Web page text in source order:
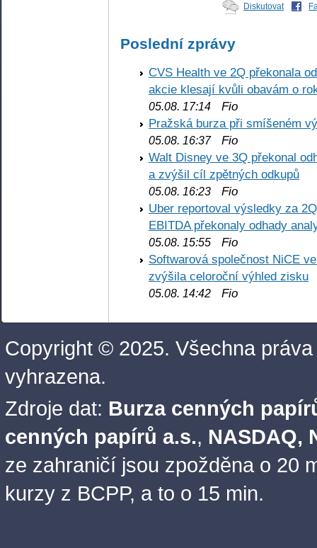
Diskutovat
Poslední zprávy
CVS Health ve 2Q překonala
akcie klesají kvůli obavám o
05.08. 17:14 Fio
Pražská burza při smíšeném
05.08. 16:37Fio
Walt Disney ve 3Q překonal
a zvýšil cíl zpětných odkupů
05.08. 16:23 Fio
Uber reportoval výsledky za
EBITDA překonaly odhady
05.08. 15:55 Fio
Softwarová společnost NiCE
zvýšila celoroční výhled zisku
05.08. 14:42 Fio
Copyright © 2025. Všechna práva
vyhrazena.
Zdroje dat: Burza cenných
cenných papírů a.s., NASDAQ,
ze zahraničí jsou zpožděna o 20
kurzy z BCPP, a to o 15 min.